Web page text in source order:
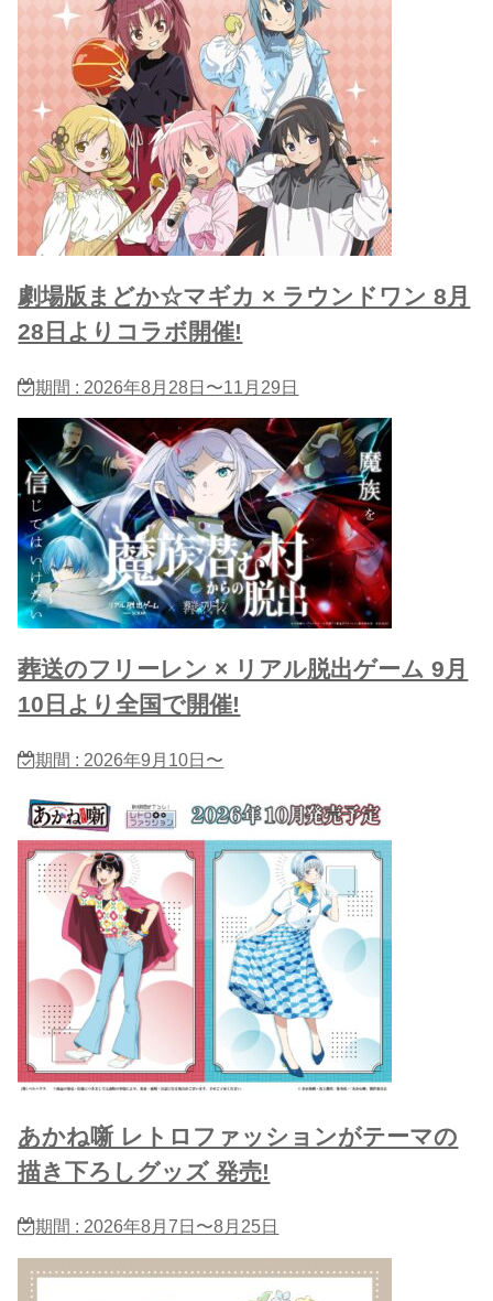
劇場版まどか☆マギカ × ラウンドワン 8月
28日よりコラボ開催!
期間 : 2026年8月28日〜11月29日
葬送のフリーレン × リアル脱出ゲーム 9月
10日より全国で開催!
期間 : 2026年9月10日〜
あかね噺 レトロファッションがテーマの
描き下ろしグッズ 発売!
期間 : 2026年8月7日〜8月25日